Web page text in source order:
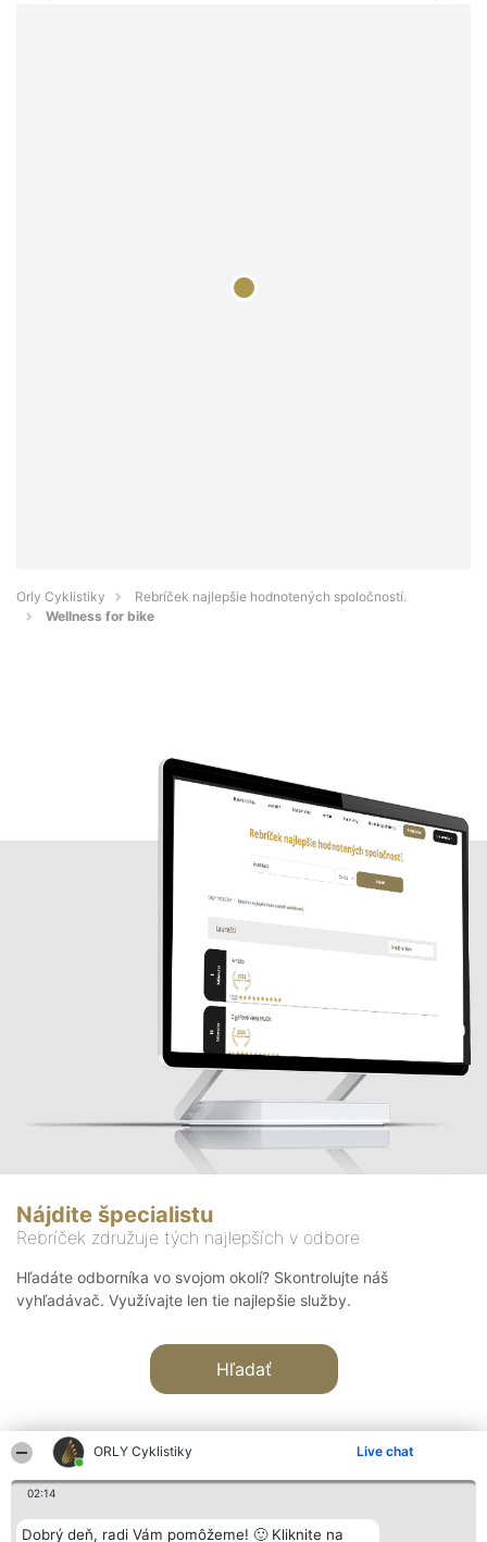
ORLY Cyklistiky Live chat
02:14
Dobrý deň, radi Vám pomôžeme! 🙂 Kliknite na
Orly Cyklistiky
Rebríček najlepšie hodnotených spoločností.
Wellness for bike
Nájdite špecialistu
Rebríček združuje tých najlepších v odbore
Hľadáte odborníka vo svojom okolí? Skontrolujte náš
vyhľadávač. Využívajte len tie najlepšie služby.
Hľadať
Organizátor hodnotenia Hodnotenie Kontakt